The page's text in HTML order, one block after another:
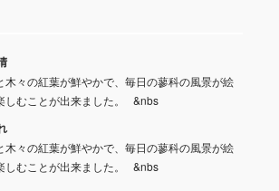
木々の紅葉が鮮やかで、毎日の蓼科の風景が絵
しむことが出来ました。 &nbs
木々の紅葉が鮮やかで、毎日の蓼科の風景が絵
しむことが出来ました。 &nbs